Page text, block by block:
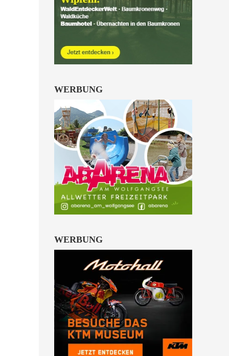
Kinder von 6 bis 10
Jahren.
WERBUNG
WERBUNG